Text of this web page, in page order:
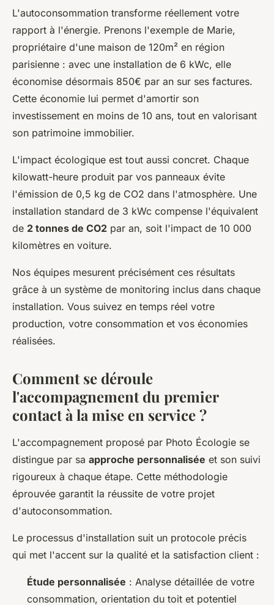
L'autoconsommation transforme réellement votre
rapport à l'énergie. Prenons l'exemple de Marie,
propriétaire d'une maison de 120m² en région
parisienne : avec une installation de 6 kWc, elle
économise désormais 850€ par an sur ses factures.
Cette économie lui permet d'amortir son
investissement en moins de 10 ans, tout en valorisant
son patrimoine immobilier.
L'impact écologique est tout aussi concret. Chaque
kilowatt-heure produit par vos panneaux évite
l'émission de 0,5 kg de CO2 dans l'atmosphère. Une
installation standard de 3 kWc compense l'équivalent
de 2 tonnes de CO2 par an, soit l'impact de 10 000
kilomètres en voiture.
Nos équipes mesurent précisément ces résultats
grâce à un système de monitoring inclus dans chaque
installation. Vous suivez en temps réel votre
production, votre consommation et vos économies
réalisées.
Comment se déroule
l'accompagnement du premier
contact à la mise en service ?
L'accompagnement proposé par Photo Écologie se
distingue par sa approche personnalisée et son suivi
rigoureux à chaque étape. Cette méthodologie
éprouvée garantit la réussite de votre projet
d'autoconsommation.
Le processus d'installation suit un protocole précis
qui met l'accent sur la qualité et la satisfaction client :
Étude personnalisée : Analyse détaillée de votre
consommation, orientation du toit et potentiel